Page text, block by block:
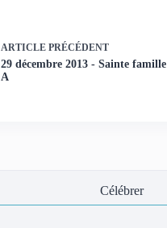
ARTICLE PRÉCÉDENT
29 décembre 2013 - Sainte famille
A
Célébrer